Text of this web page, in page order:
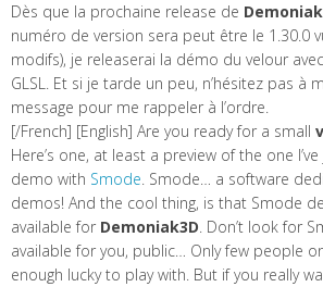
Dès que la prochaine release de
numéro de version sera peut être le 1.30.0
modifs), je releaserai la démo du velour
GLSL. Et si je tarde un peu, n’hésitez pas à
message pour me rappeler à l’ordre.
[/French] [English] Are you ready for a small
Here’s one, at least a preview of the one
demo with Smode. Smode… a software
demos! And the cool thing, is that Smode
available for Demoniak3D. Don’t look for
available for you, public… Only few people
enough lucky to play with. But if you really